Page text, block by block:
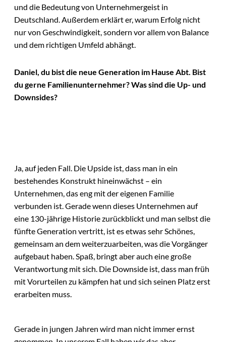
und die Bedeutung von Unternehmergeist in
Deutschland. Außerdem erklärt er, warum Erfolg nicht
nur von Geschwindigkeit, sondern vor allem von Balance
und dem richtigen Umfeld abhängt.
Daniel, du bist die neue Generation im Hause Abt. Bist
du gerne Familienunternehmer? Was sind die Up- und
Downsides?
Ja, auf jeden Fall. Die Upside ist, dass man in ein
bestehendes Konstrukt hineinwächst – ein
Unternehmen, das eng mit der eigenen Familie
verbunden ist. Gerade wenn dieses Unternehmen auf
eine 130-jährige Historie zurückblickt und man selbst die
fünfte Generation vertritt, ist es etwas sehr Schönes,
gemeinsam an dem weiterzuarbeiten, was die Vorgänger
aufgebaut haben. Spaß, bringt aber auch eine große
Verantwortung mit sich. Die Downside ist, dass man früh
mit Vorurteilen zu kämpfen hat und sich seinen Platz erst
erarbeiten muss.
Gerade in jungen Jahren wird man nicht immer ernst